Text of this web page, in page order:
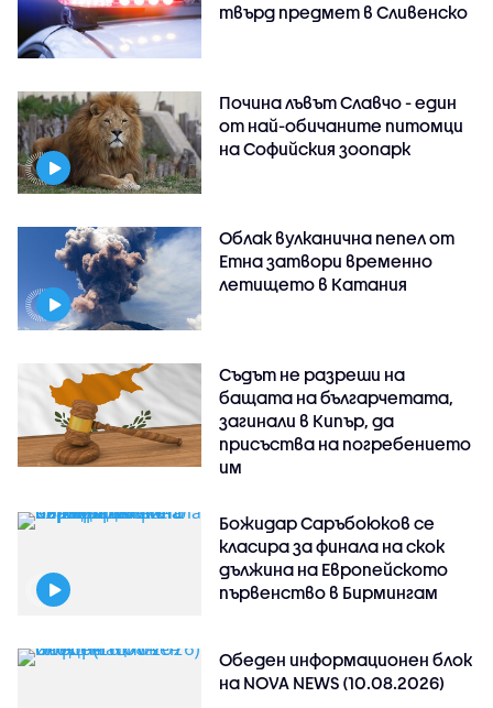
твърд предмет в Сливенско
Почина лъвът Славчо - един
от най-обичаните питомци
на Софийския зоопарк
Облак вулканична пепел от
Етна затвори временно
летището в Катания
Съдът не разреши на
бащата на българчетата,
загинали в Кипър, да
присъства на погребението
им
Божидар Саръбоюков се
класира за финала на скок
дължина на Европейското
първенство в Бирмингам
Обеден информационен блок
на NOVA NEWS (10.08.2026)